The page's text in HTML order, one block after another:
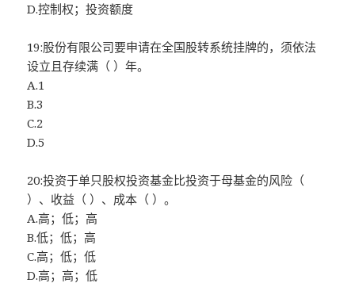
D.控制权；投资额度
19:股份有限公司要申请在全国股转系统挂牌的，须依法
设立且存续满（ ）年。
A.1
B.3
C.2
D.5
20:投资于单只股权投资基金比投资于母基金的风险（
）、收益（ ）、成本（ ）。
A.高；低；高
B.低；低；高
C.高；低；低
D.高；高；低